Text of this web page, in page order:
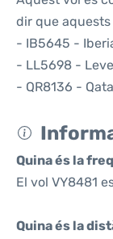
dir que aquests
- IB5645 -
- LL5698 -
- QR8136 -
Quina és la
El vol VY8481
Quina és la